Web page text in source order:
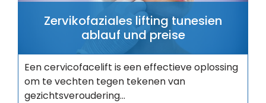
Zervikofaziales lifting tunesien
ablauf und preise
Een cervicofacelift is een effectieve oplossing
om te vechten tegen tekenen van
gezichtsveroudering...